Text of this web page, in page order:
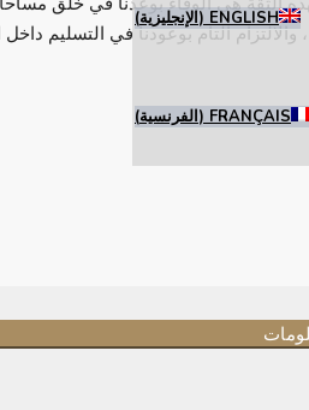
ENGLISH
(الإنجليزية)
FRANÇAIS
(الفرنسية)